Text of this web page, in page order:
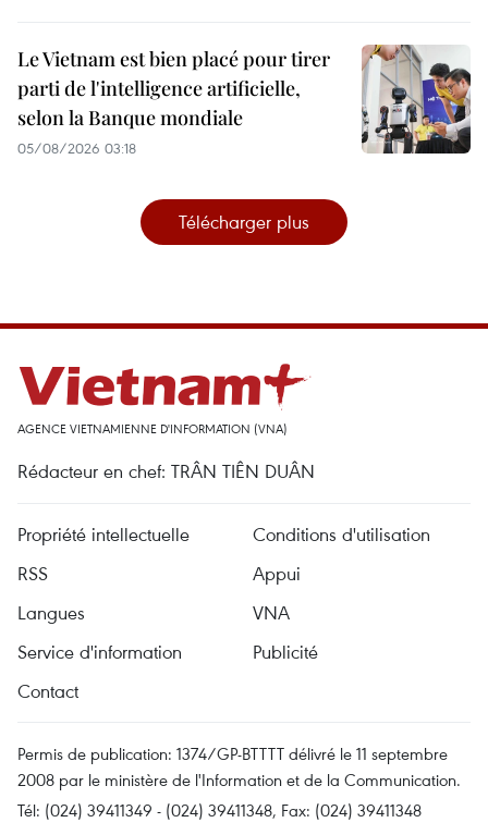
Le Vietnam est bien placé pour tirer
parti de l'intelligence artificielle,
selon la Banque mondiale
05/08/2026 03:18
Télécharger plus
AGENCE VIETNAMIENNE D'INFORMATION (VNA)
Rédacteur en chef: TRÂN TIÊN DUÂN
Propriété intellectuelle
Conditions d'utilisation
RSS
Appui
Langues
VNA
Service d'information
Publicité
Contact
Permis de publication: 1374/GP-BTTTT délivré le 11 septembre
2008 par le ministère de l'Information et de la Communication.
Tél: (024) 39411349 - (024) 39411348, Fax: (024) 39411348